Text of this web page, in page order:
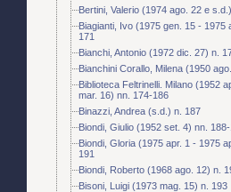
Bertini, Valerio (1974 ago. 22 e
Biagianti, Ivo (1975 gen. 15 - 1975
171
Bianchi, Antonio (1972 dic. 27) n.
Bianchini Corallo, Milena (1950
Biblioteca Feltrinelli. Milano (1952
mar. 16) nn. 174-186
Binazzi, Andrea (s.d.) n. 187
Biondi, Giulio (1952 set. 4) nn.
Biondi, Gloria (1975 apr. 1 - 1975
191
Biondi, Roberto (1968 ago. 12) n.
Bisoni, Luigi (1973 mag. 15) n. 193